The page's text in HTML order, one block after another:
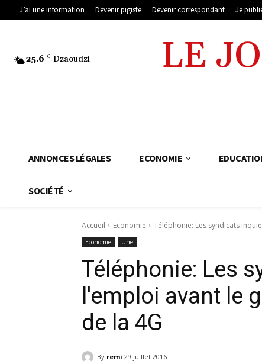
J’ai une information Devenir pigiste Devenir correspondant Je
25.6 C Dzaoudzi LE
ANNONCES LÉGALES ECONOMIE
SOCIÉTÉ
Accueil Economie Téléphonie: Les syndicats
Economie Une
Téléphonie: Les
l'emploi avant le
de la 4G
By remi 29 juillet 2016